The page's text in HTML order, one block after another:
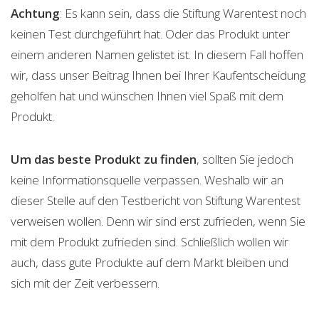
Achtung: Es kann sein, dass die Stiftung Warentest noch
keinen Test durchgeführt hat. Oder das Produkt unter
einem anderen Namen gelistet ist. In diesem Fall hoffen
wir, dass unser Beitrag Ihnen bei Ihrer Kaufentscheidung
geholfen hat und wünschen Ihnen viel Spaß mit dem
Produkt.
Um das beste Produkt zu finden, sollten Sie jedoch
keine Informationsquelle verpassen. Weshalb wir an
dieser Stelle auf den Testbericht von Stiftung Warentest
verweisen wollen. Denn wir sind erst zufrieden, wenn Sie
mit dem Produkt zufrieden sind. Schließlich wollen wir
auch, dass gute Produkte auf dem Markt bleiben und
sich mit der Zeit verbessern.